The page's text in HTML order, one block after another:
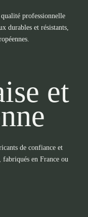
professionnelle
durables et résistants,
et
de confiance et
en France ou